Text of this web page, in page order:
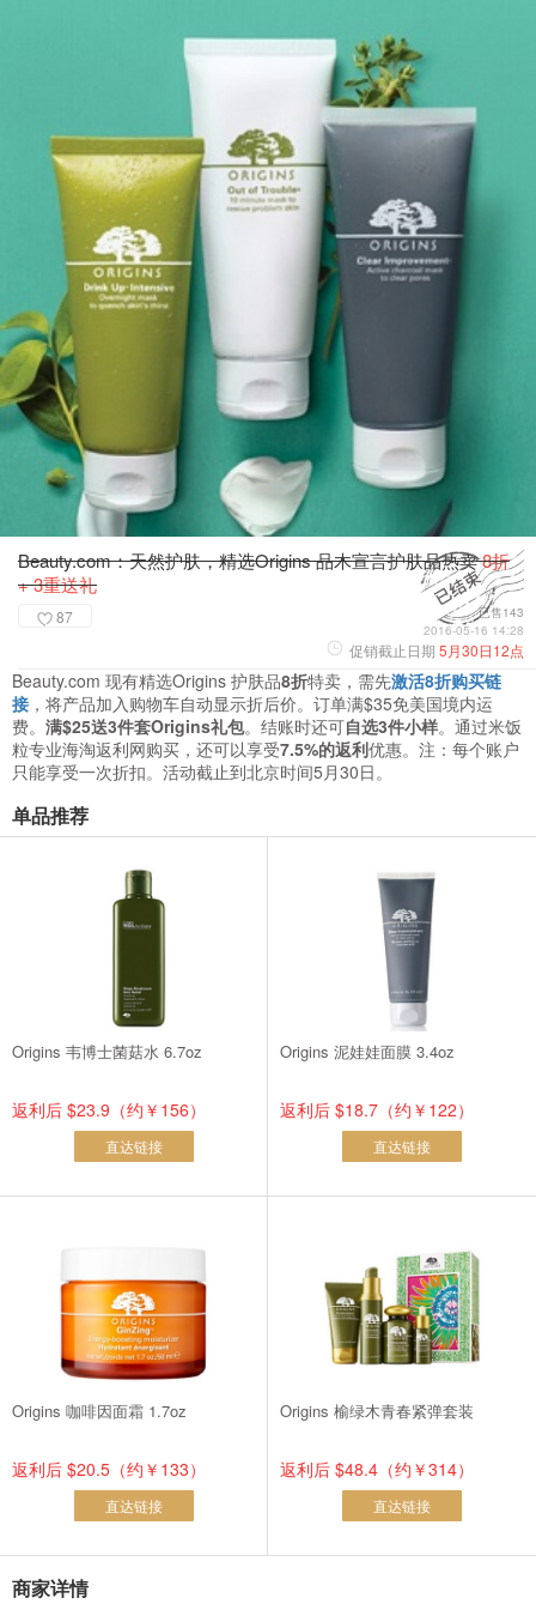
Beauty.com：天然护肤，精选Origins 品木宣言护肤品热卖8折
+ 3重送礼
87
已售143
2016-05-16 14:28
促销截止日期 5月30日12点
Beauty.com 现有精选Origins 护肤品8折特卖，需先激活8折购买链
接 ，将产品加入购物车自动显示折后价。订单满$35免美国境内运
费。 满$25送3件套Origins礼包。结账时还可自选3件小样。通过米饭
粒专业海淘返利网购买，还可以享受7.5%的返利优惠。注：每个账户
只能享受一次折扣。活动截止到北京时间5月30日。
单品推荐
Origins 韦博士菌菇水 6.7oz
返利后 $23.9（约￥156）
直达链接
Origins 泥娃娃面膜 3.4oz
返利后 $18.7（约￥122）
直达链接
Origins 咖啡因面霜 1.7oz
返利后 $20.5（约￥133）
直达链接
Origins 榆绿木青春紧弹套装
返利后 $48.4（约￥314）
直达链接
商家详情